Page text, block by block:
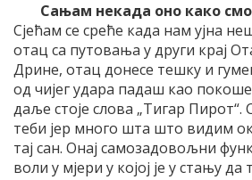
Сањам некада оно како
Сјећам се среће када нам ујна
отац са путовања у други крај
Дрине, отац донесе тешку и
од чијег удара падаш као
даље стоје слова „Тигар Пирот“.
теби јер много шта што видим
тај сан. Онај самозадовољни
воли у мјери у којој је у стању да